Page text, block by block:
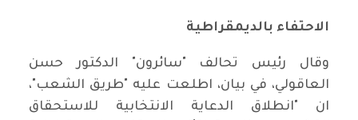
الاحتفاء بالديمقراطية
وقال رئيس تحالف "سائرون" الدكتور حسن
العاقولي، في بيان، اطلعت عليه "طريق الشعب"،
ان "انطلاق الدعاية الانتخابية للاستحقاق